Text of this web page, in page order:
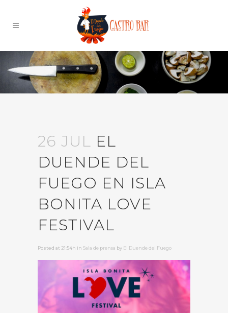
26 JUL EL
DUENDE DEL
FUEGO EN ISLA
BONITA LOVE
FESTIVAL
Posted at 21:54h in Sala de prensa by El Duende del Fuego